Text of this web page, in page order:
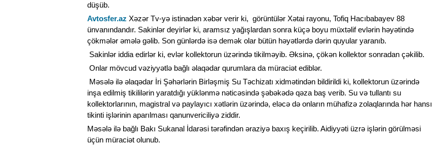
düşüb.
Avtosfer.az Xəzər Tv-yə istinadən xəbər verir ki, görüntülər Xətai rayonu, Tofiq Hacıbabayev 88
ünvanındandır. Sakinlər deyirlər ki, aramsız yağışlardan sonra küçə boyu müxtəlif evlərin həyətində
çökmələr əmələ gəlib. Son günlərdə isə demək olar bütün həyətlərdə dərin quyular yaranıb.
Sakinlər iddia edirlər ki, evlər kollektorun üzərində tikilməyib. Əksinə, çökən kollektor sonradan çəkilib.
Onlar mövcud vəziyyətlə bağlı əlaqədar qurumlara da müraciət ediblər.
Məsələ ilə əlaqədar İri Şəhərlərin Birləşmiş Su Təchizatı xidmətindən bildirildi ki, kollektorun üzərində
inşa edilmiş tikililərin yaratdığı yüklənmə nəticəsində şəbəkədə qəza baş verib. Su və tullantı su
kollektorlarının, magistral və paylayıcı xətlərin üzərində, eləcə də onların mühafizə zolaqlarında hər hansı
tikinti işlərinin aparılması qanunvericiliyə ziddir.
Məsələ ilə bağlı Bakı Sukanal İdarəsi tərəfindən əraziyə baxış keçirilib. Aidiyyəti üzrə işlərin görülməsi
üçün müraciət olunub.